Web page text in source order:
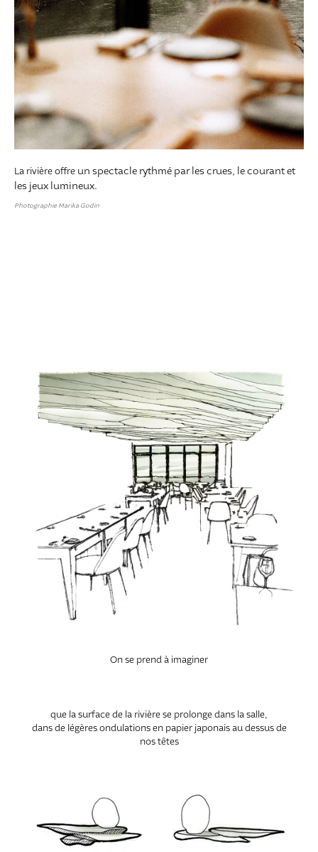
La rivière offre un spectacle rythmé par les crues, le courant et
les jeux lumineux.
Photographie Marika Godin
On se prend à imaginer
que la surface de la rivière se prolonge dans la salle,
dans de légères ondulations en papier japonais au dessus de
nos têtes